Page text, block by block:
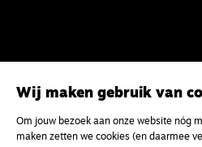
MagazineOnderweg
Wij maken gebruik van
Om jouw bezoek aan onze website nóg
maken zetten we cookies (en daarmee